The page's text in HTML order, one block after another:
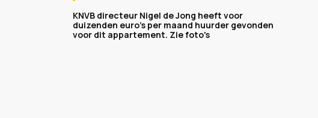
KNVB directeur Nigel de Jong heeft voor
duizenden euro's per maand huurder gevonden
voor dit appartement. Zie foto's